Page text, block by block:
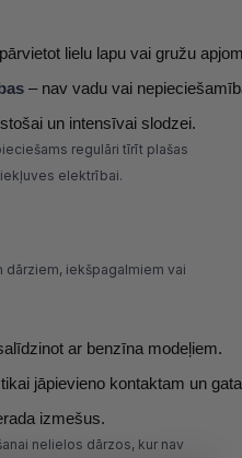
lielu lapu vai gružu
– nav vadu vai
un intensīvai slodzei.
regulāri tīrīt plašas
elektrībai.
iekšpagalmiem vai
ar benzīna modeļiem.
jāpievieno kontaktam un
izmešus.
nelielos dārzos, kur nav